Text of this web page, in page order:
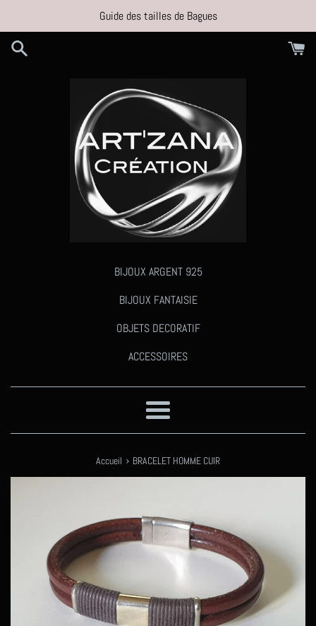
contenu
Guide des tailles de Bagues
BIJOUX ARGENT 925
BIJOUX FANTAISIE
OBJETS DECORATIF
ACCESSOIRES
Menu
Accueil › BRACELET HOMME CUIR